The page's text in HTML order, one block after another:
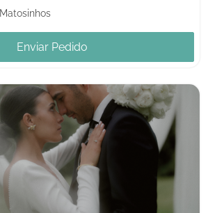
Matosinhos
Enviar Pedido